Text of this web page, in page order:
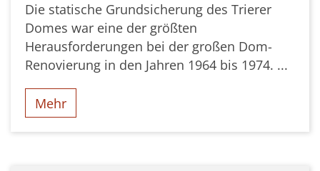
Die statische Grundsicherung des Trierer
Domes war eine der größten
Herausforderungen bei der großen Dom-
Renovierung in den Jahren 1964 bis 1974. ...
Mehr